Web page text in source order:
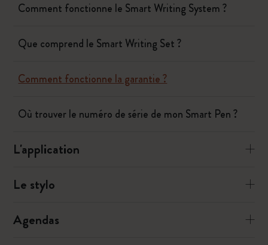
Comment fonctionne le Smart Writing System ?
Que comprend le Smart Writing Set ?
Comment fonctionne la garantie ?
Où trouver le numéro de série de mon Smart Pen ?
L'application
Le stylo
Agendas